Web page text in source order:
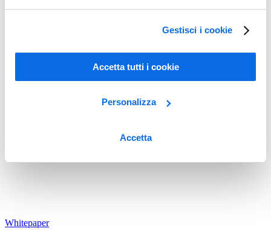
Gestisci i cookie
Accetta tutti i cookie
Personalizza
Accetta
Whitepaper